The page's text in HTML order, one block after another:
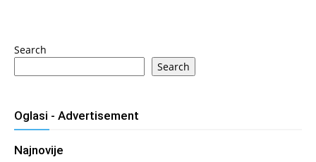
Search
Search
Oglasi - Advertisement
Najnovije